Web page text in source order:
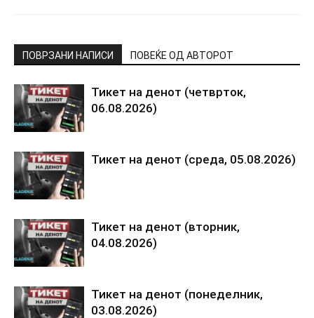
ПОВРЗАНИ НАПИСИ ПОВЕЌЕ ОД АВТОРОТ
Тикет на денот (четврток,
06.08.2026)
Тикет на денот (среда, 05.08.2026)
Тикет на денот (вторник,
04.08.2026)
Тикет на денот (понеделник,
03.08.2026)